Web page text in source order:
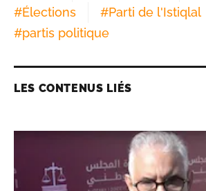
#Élections #Parti de l'Istiqlal
#partis politique
LES CONTENUS LIÉS